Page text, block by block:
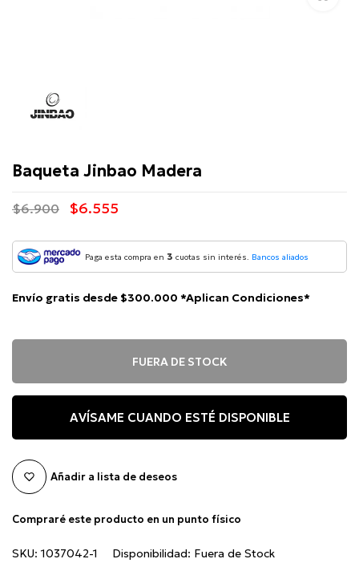
Baqueta Jinbao Madera
$6.900 $6.555
Paga esta compra en 3 cuotas sin interés. Bancos aliados
Envío gratis desde $300.000 *Aplican Condiciones*
FUERA DE STOCK
AVÍSAME CUANDO ESTÉ DISPONIBLE
Añadir a lista de deseos
Compraré este producto en un punto físico
SKU: 1037042-1 Disponibilidad: Fuera de Stock